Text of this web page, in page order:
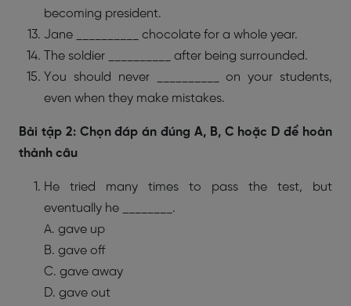
becoming president.
Jane __________ chocolate for a whole year.
The soldier __________ after being surrounded.
You should never __________ on your students,
even when they make mistakes.
Bài tập 2: Chọn đáp án đúng A, B, C hoặc D để hoàn
thành câu
He tried many times to pass the test, but
eventually he ________.
A. gave up
B. gave off
C. gave away
D. gave out